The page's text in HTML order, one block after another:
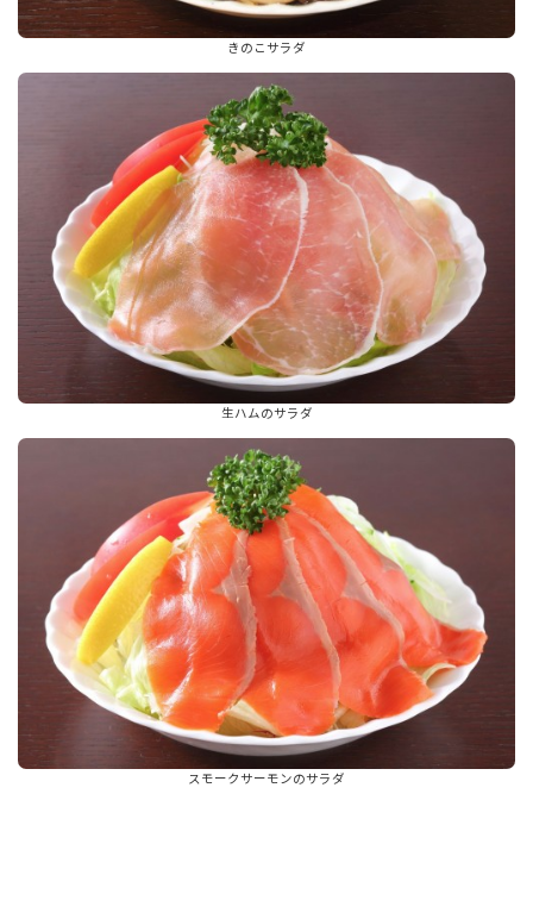
きのこサラダ
生ハムのサラダ
スモークサーモンのサラダ